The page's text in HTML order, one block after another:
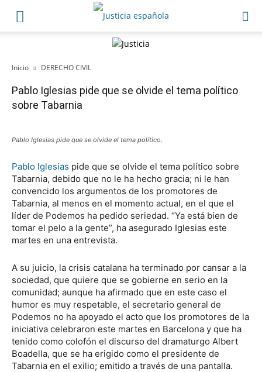
Inicio DERECHO CIVIL
Pablo Iglesias pide que se olvide el tema político
sobre Tabarnia
Pablo Iglesias pide que se olvide el tema político.
Pablo Iglesias pide que se olvide el tema político sobre
Tabarnia, debido que no le ha hecho gracia; ni le han
convencido los argumentos de los promotores de
Tabarnia, al menos en el momento actual, en el que el
líder de Podemos ha pedido seriedad. “Ya está bien de
tomar el pelo a la gente”, ha asegurado Iglesias este
martes en una entrevista.
A su juicio, la crisis catalana ha terminado por cansar a la
sociedad, que quiere que se gobierne en serio en la
comunidad; aunque ha afirmado que en este caso el
humor es muy respetable, el secretario general de
Podemos no ha apoyado el acto que los promotores de la
iniciativa celebraron este martes en Barcelona y que ha
tenido como colofón el discurso del dramaturgo Albert
Boadella, que se ha erigido como el presidente de
Tabarnia en el exilio; emitido a través de una pantalla.